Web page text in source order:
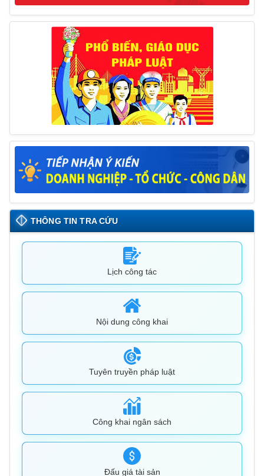
tháng 6/2025 của Chủ tịch UBND huyện
26/05/2025
Lịch tiếp công dân định kỳ đợt 1 tháng 5/2025 của
Chủ tịch UBND huyện
09/05/2025
THÔNG TIN TRA CỨU
Lịch công tác
Nội dung công khai
Tuyên truyền pháp luật
Công khai ngân sách
Đấu giá tài sản